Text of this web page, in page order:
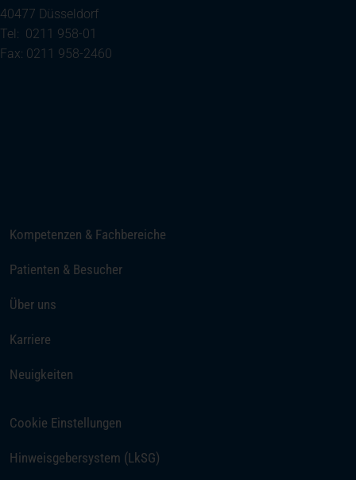
40477 Düsseldorf
Tel: 0211 958-01
Fax: 0211 958-2460
Kompetenzen & Fachbereiche
Patienten & Besucher
Über uns
Karriere
Neuigkeiten
Cookie Einstellungen
Hinweisgebersystem (LkSG)